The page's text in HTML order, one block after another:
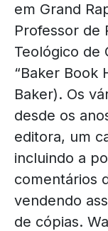
em Grand
Professor de
Teológico de
“Baker Book
Baker). Os
desde os
editora, um
incluindo a
comentários
vendendo
de cópias.